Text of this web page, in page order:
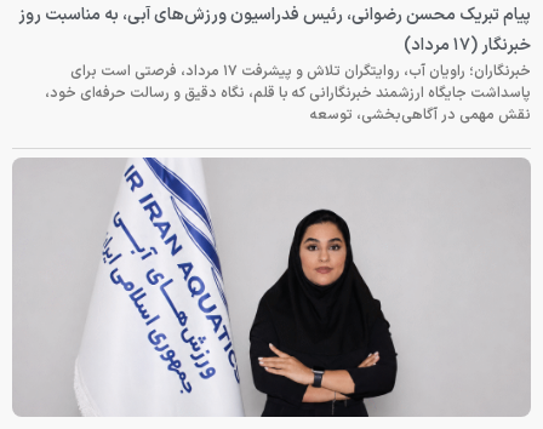
پیام تبریک محسن رضوانی، رئیس فدراسیون ورزش‌های آبی، به مناسبت روز
خبرنگار (۱۷ مرداد)
خبرنگاران؛ راویان آب، روایتگران تلاش و پیشرفت ۱۷ مرداد، فرصتی است برای
پاسداشت جایگاه ارزشمند خبرنگارانی که با قلم، نگاه دقیق و رسالت حرفه‌ای خود،
نقش مهمی در آگاهی‌بخشی، توسعه